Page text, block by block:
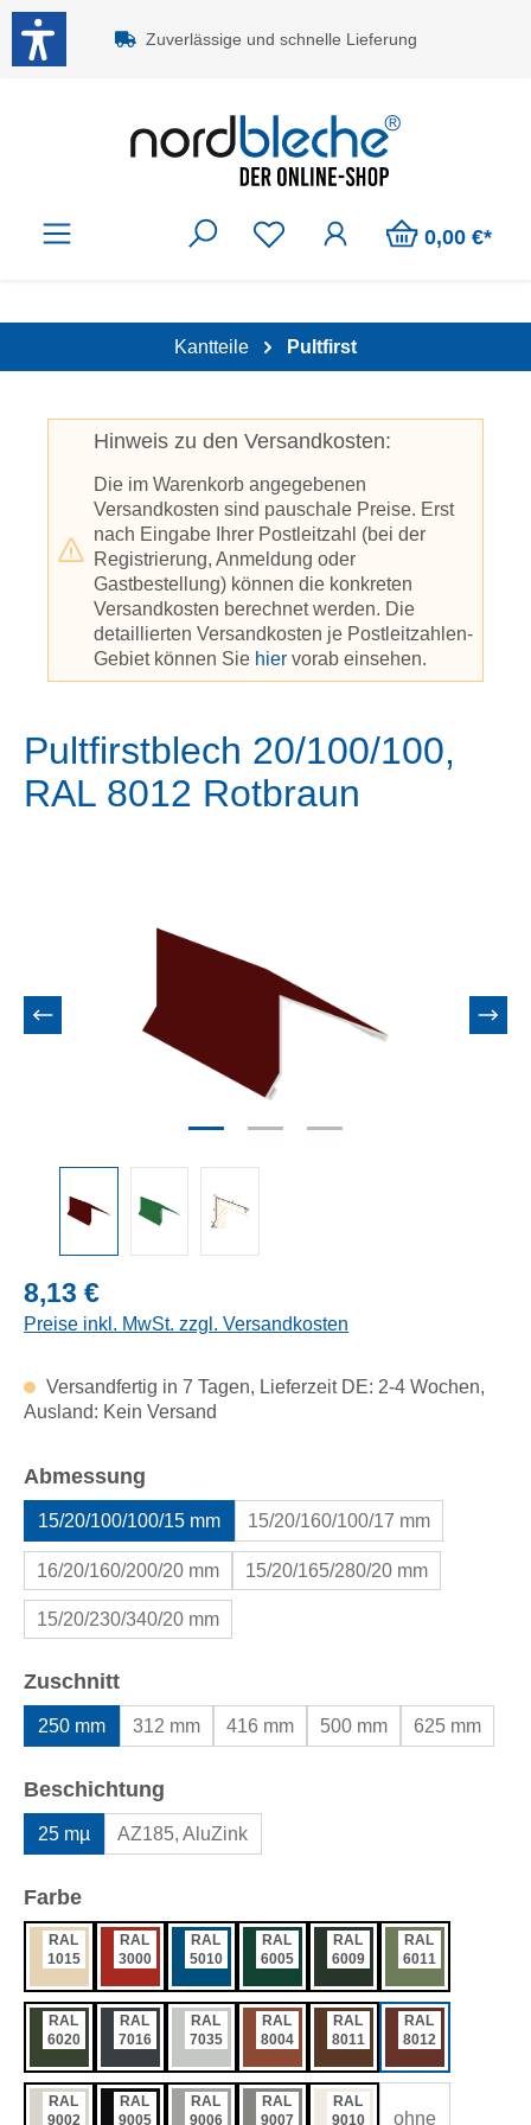
Zum Hauptinhalt springen
Zuverlässige und schnelle Lieferung
0,00 €*
Kantteile Pultfirst
Hinweis zu den Versandkosten:
Die im Warenkorb angegebenen
Versandkosten sind pauschale Preise. Erst
nach Eingabe Ihrer Postleitzahl (bei der
Registrierung, Anmeldung oder
Gastbestellung) können die konkreten
Versandkosten berechnet werden. Die
detaillierten Versandkosten je Postleitzahlen-
Gebiet können Sie hier vorab einsehen.
Pultfirstblech 20/100/100,
RAL 8012 Rotbraun
Regulärer Preis:
8,13 €
Preise inkl. MwSt. zzgl. Versandkosten
Versandfertig in 7 Tagen, Lieferzeit DE: 2-4 Wochen,
Ausland: Kein Versand
Abmessung
15/20/100/100/15 mm 15/20/160/100/17 mm
16/20/160/200/20 mm 15/20/165/280/20 mm
15/20/230/340/20 mm
Zuschnittauswählen
250 mm 312 mm 416 mm 500 mm 625 mm
Beschichtung
25 mµ AZ185, AluZink
Farbeauswählen
RAL
1015
RAL
3000
RAL
5010
RAL
6005
RAL
6009
RAL
6011
RAL
6020
RAL
7016
RAL
7035
RAL
8004
RAL
8011
RAL
8012
RAL
9002
RAL
9005
RAL
9006
RAL
9007
RAL
9010
ohne